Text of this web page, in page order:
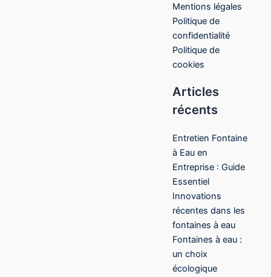
Mentions légales
Politique de
confidentialité
Politique de
cookies
Articles
récents
Entretien Fontaine
à Eau en
Entreprise : Guide
Essentiel
Innovations
récentes dans les
fontaines à eau
Fontaines à eau :
un choix
écologique